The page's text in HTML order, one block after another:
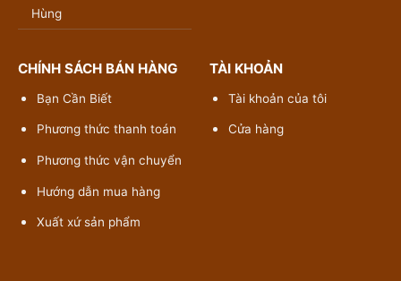
Hùng
CHÍNH SÁCH BÁN HÀNG
Bạn Cần Biết
Phương thức thanh toán
Phương thức vận chuyển
Hướng dẫn mua hàng
Xuất xứ sản phẩm
TÀI KHOẢN
Tài khoản của tôi
Cửa hàng